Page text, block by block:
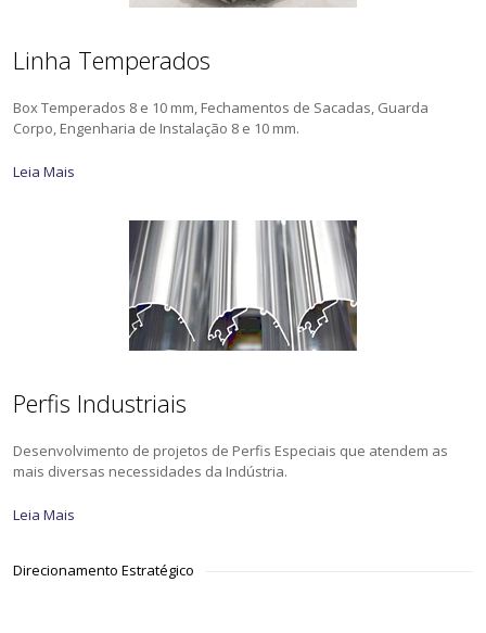
Linha Temperados
Box Temperados 8 e 10 mm, Fechamentos de Sacadas, Guarda
Corpo, Engenharia de Instalação 8 e 10 mm.
Leia Mais
Perfis Industriais
Desenvolvimento de projetos de Perfis Especiais que atendem as
mais diversas necessidades da Indústria.
Leia Mais
Direcionamento Estratégico